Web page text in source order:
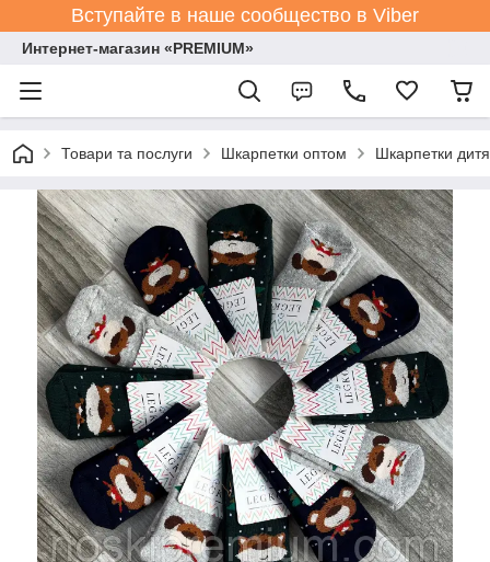
Вступайте в наше сообщество в Viber
Интернет-магазин «PREMIUM»
Товари та послуги Шкарпетки оптом Шкарпетки